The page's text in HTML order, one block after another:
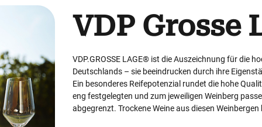
VDP Grosse
VDP.GROSSE LAGE® ist die Auszeichnung für die
Deutschlands – sie beeindrucken durch ihre
Ein besonderes Reifepotenzial rundet die hohe
eng festgelegten und zum jeweiligen Weinberg
abgegrenzt. Trockene Weine aus diesen Weinbergen